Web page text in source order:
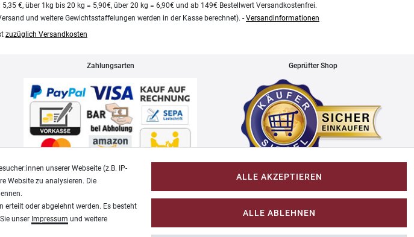
€, über 1kg bis 20 kg = 5,90€, über 20 kg = 6,90€ und ab 149€ Bestellwert Versandkostenfrei.
und weitere Gewichtsstaffelungen werden in der Kasse berechnet). - Versandinformationen
zuzüglich Versandkosten
Zahlungsarten Geprüfter Shop
Impressum
unserer Webseite (z.B. IP-
Website zu analysieren. Die
oder abgelehnt werden. Es besteht
unser Impressum und weitere
ALLE AKZEPTIEREN
ALLE ABLEHNEN